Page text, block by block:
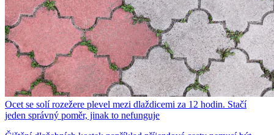
Ocet se solí rozežere plevel mezi dlaždicemi za 12 hodin. Stačí
jeden správný poměr, jinak to nefunguje